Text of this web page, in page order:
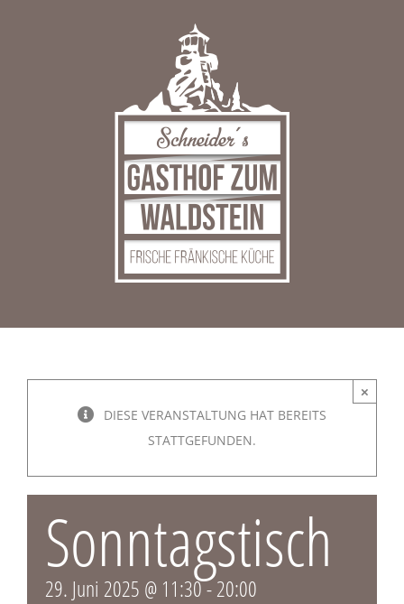
×
DIESE VERANSTALTUNG HAT BEREITS
STATTGEFUNDEN.
Sonntagstisch
29. Juni 2025 @ 11:30-20:00